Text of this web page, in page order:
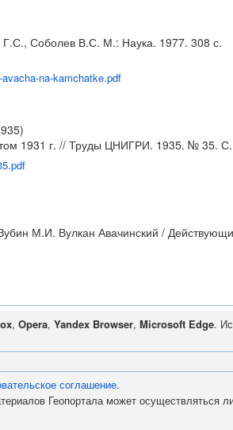
Г.С., Соболев В.С. М.: Наука. 1977. 308 с.
na-kamchatke.pdf
1931 г. // Труды ЦНИГРИ. 1935. № 35.
М.И. Вулкан Авачинский /
, Opera, Yandex Browser, Microsoft Edge.
соглашение.
Геопортала может осуществляться